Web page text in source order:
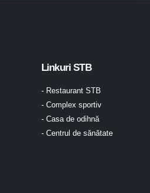
Linkuri STB
- Restaurant STB
- Complex sportiv
- Casa de odihnă
- Centrul de sănătate